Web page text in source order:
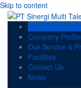
Skip to content
Company Profile
Our Service &
Facilities
Contact Us
News